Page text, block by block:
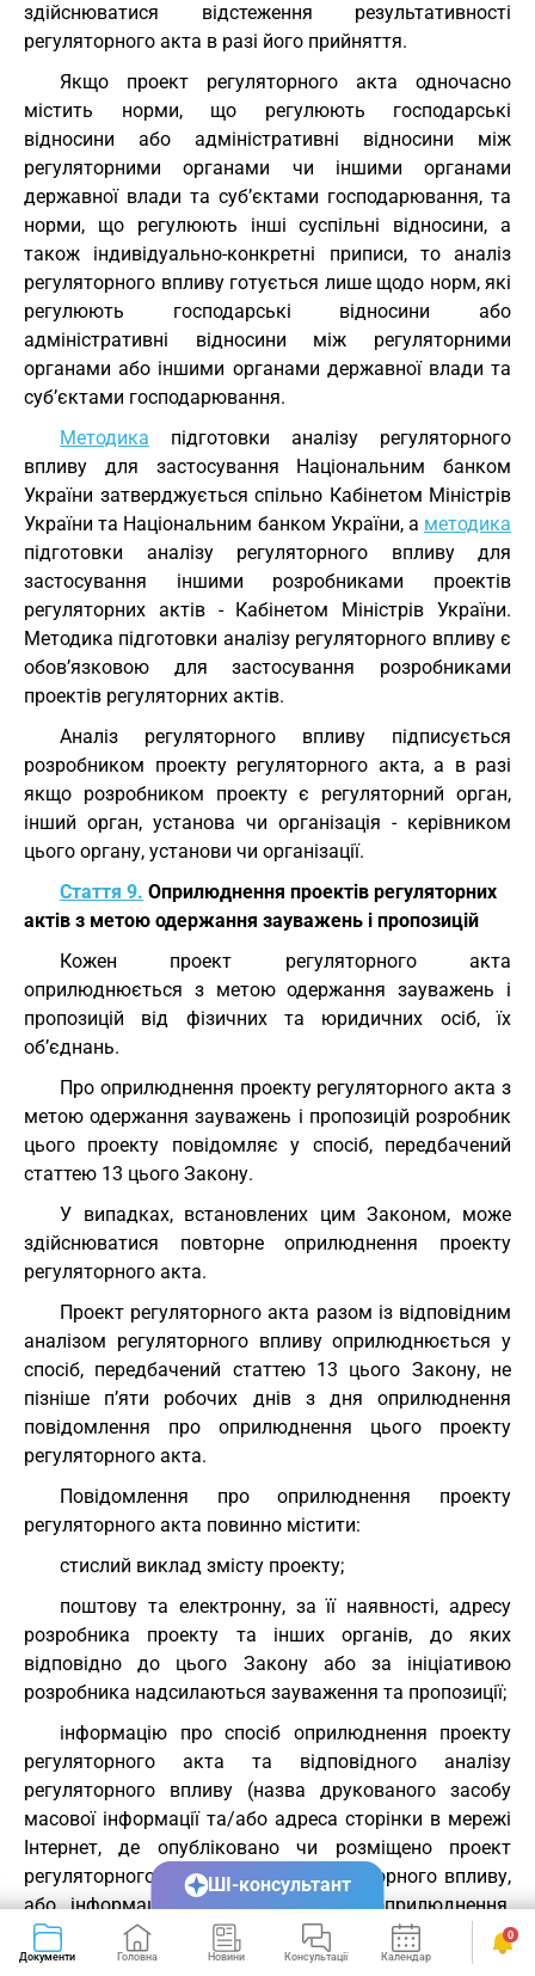
здійснюватися відстеження результативності
регуляторного акта в разі його прийняття.
Якщо проект регуляторного акта одночасно
містить норми, що регулюють господарські
відносини або адміністративні відносини між
регуляторними органами чи іншими органами
державної влади та суб’єктами господарювання, та
норми, що регулюють інші суспільні відносини, а
також індивідуально-конкретні приписи, то аналіз
регуляторного впливу готується лише щодо норм, які
регулюють господарські відносини або
адміністративні відносини між регуляторними
органами або іншими органами державної влади та
суб’єктами господарювання.
Методика підготовки аналізу регуляторного
впливу для застосування Національним банком
України затверджується спільно Кабінетом Міністрів
України та Національним банком України, а методика
підготовки аналізу регуляторного впливу для
застосування іншими розробниками проектів
регуляторних актів - Кабінетом Міністрів України.
Методика підготовки аналізу регуляторного впливу є
обов’язковою для застосування розробниками
проектів регуляторних актів.
Аналіз регуляторного впливу підписується
розробником проекту регуляторного акта, а в разі
якщо розробником проекту є регуляторний орган,
інший орган, установа чи організація - керівником
цього органу, установи чи організації.
Стаття 9. Оприлюднення проектів регуляторних
актів з метою одержання зауважень і пропозицій
Кожен проект регуляторного акта
оприлюднюється з метою одержання зауважень і
пропозицій від фізичних та юридичних осіб, їх
об’єднань.
Про оприлюднення проекту регуляторного акта з
метою одержання зауважень і пропозицій розробник
цього проекту повідомляє у спосіб, передбачений
статтею 13 цього Закону.
У випадках, встановлених цим Законом, може
здійснюватися повторне оприлюднення проекту
регуляторного акта.
Проект регуляторного акта разом із відповідним
аналізом регуляторного впливу оприлюднюється у
спосіб, передбачений статтею 13 цього Закону, не
пізніше п’яти робочих днів з дня оприлюднення
повідомлення про оприлюднення цього проекту
регуляторного акта.
Повідомлення про оприлюднення проекту
регуляторного акта повинно містити:
стислий виклад змісту проекту;
поштову та електронну, за її наявності, адресу
розробника проекту та інших органів, до яких
відповідно до цього Закону або за ініціативою
розробника надсилаються зауваження та пропозиції;
інформацію про спосіб оприлюднення проекту
регуляторного акта та відповідного аналізу
регуляторного впливу (назва друкованого засобу
масової інформації та/або адреса сторінки в мережі
Інтернет, де опубліковано чи розміщено проект
регуляторного акта та аналіз регуляторного впливу,
або інформація про інший спосіб оприлюднення,
передбачений частиною п’ятою статті 13 цього
Закону);
Документи Головна Новини Консультації Календар Сервіси
0
ШІ-консультант